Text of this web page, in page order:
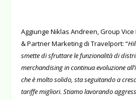
Aggiunge Niklas Andreen, Group
& Partner Marketing di Travelport: “
smette di sfruttare le funzionalità di
merchandising in continua evoluzione
che è molto solido, sta seguitando a
tariffe migliori. Stiamo lavorando